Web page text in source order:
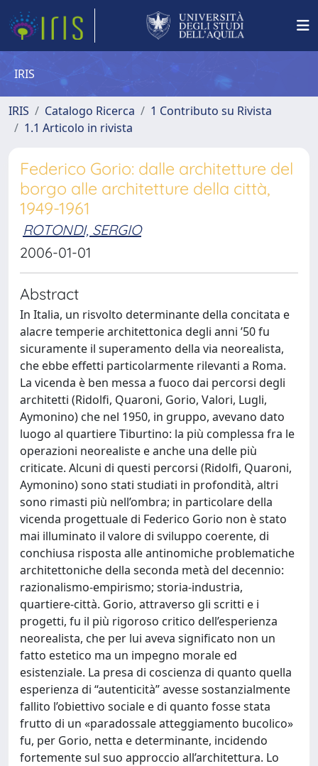
IRIS
IRIS Catalogo Ricerca
1 Contributo su Rivista
1.1 Articolo in rivista
Federico Gorio: dalle architetture del
borgo alle architetture della città,
1949-1961
ROTONDI, SERGIO
2006-01-01
Abstract
In Italia, un risvolto determinante della concitata e
alacre temperie architettonica degli anni ’50 fu
sicuramente il superamento della via neorealista,
che ebbe effetti particolarmente rilevanti a Roma.
La vicenda è ben messa a fuoco dai percorsi degli
architetti (Ridolfi, Quaroni, Gorio, Valori, Lugli,
Aymonino) che nel 1950, in gruppo, avevano dato
luogo al quartiere Tiburtino: la più complessa fra le
operazioni neorealiste e anche una delle più
criticate. Alcuni di questi percorsi (Ridolfi, Quaroni,
Aymonino) sono stati studiati in profondità, altri
sono rimasti più nell’ombra; in particolare della
vicenda progettuale di Federico Gorio non è stato
mai illuminato il valore di sviluppo coerente, di
conchiusa risposta alle antinomiche problematiche
architettoniche della seconda metà del decennio:
razionalismo-empirismo; storia-industria,
quartiere-città. Gorio, attraverso gli scritti e i
progetti, fu il più rigoroso critico dell’esperienza
neorealista, che per lui aveva significato non un
fatto estetico ma un impegno morale ed
esistenziale. La presa di coscienza di quanto quella
esperienza di “autenticità” avesse sostanzialmente
fallito l’obiettivo sociale e di quanto fosse stata
frutto di un «paradossale atteggiamento bucolico»
fu, per Gorio, netta e determinante, incidendo
fortemente sul suo approccio all’architettura. Lo